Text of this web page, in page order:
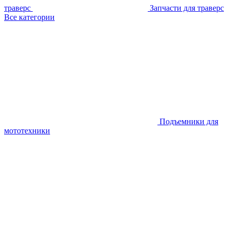
траверс
Запчасти для траверс
Все категории
Подъемники для
мототехники